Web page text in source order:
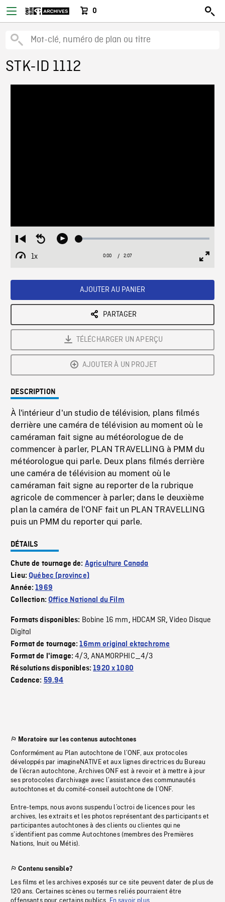
0
STK-ID 1112
Restart
from
beginning
Seek
Play Loaded:
1x
Playback
Current
0:00 / Duration
2:07
AJOUTER AU PANIER
PARTAGER
TÉLÉCHARGER UN APERÇU
AJOUTER À UN PROJET
DESCRIPTION
À l'intérieur d'un studio de télévision, plans filmés
derrière une caméra de télévision au moment où le
caméraman fait signe au météorologue de de
commencer à parler, PLAN TRAVELLING à PMM du
météorologue qui parle. Deux plans filmés derrière
une caméra de télévision au moment où le
caméraman fait signe au reporter de la rubrique
agricole de commencer à parler; dans le deuxième
plan la caméra de l'ONF fait un PLAN TRAVELLING
puis un PMM du reporter qui parle.
DÉTAILS
Chute de tournage de: Agriculture Canada
Lieu:Québec (province)
Année:1969
Collection:Office National du Film
Formats disponibles: Bobine 16 mm, HDCAM SR,Video Disque
Digital
Format de tournage:16mm original ektachrome
Format de l'image:4/3,ANAMORPHIC_4/3
Résolutions disponibles:1920 x 1080
Cadence: 59.94
Moratoire sur les contenus autochtones
Conformément au Plan autochtone de l’ONF, aux protocoles
développés par imagineNATIVE et aux lignes directrices du Bureau
de l’écran autochtone, Archives ONF est à revoir et à mettre à jour
ses protocoles d’archivage avec l’assistance des communautés
autochtones et du comité-conseil autochtone de l’ONF.
Entre-temps, nous avons suspendu l’octroi de licences pour les
archives, les extraits et les photos représentant des participants et
participantes autochtones à des clients ou clientes qui ne
s’identifient pas comme Autochtones (membres des Premières
Nations, Inuit ou Métis).
Contenu sensible?
Les films et les archives exposés sur ce site peuvent dater de plus de
120 ans. Certaines scènes ou termes reliés pourraient être
offensants pour certains publics.
En savoir plus